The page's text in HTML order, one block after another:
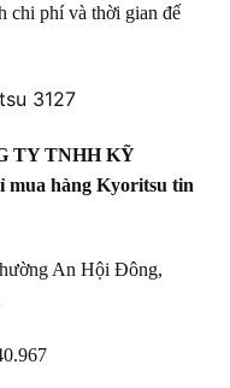
chi phí và thời gian đế
TY TNHH KỸ
hàng Kyoritsu tin
An Hội Đông,